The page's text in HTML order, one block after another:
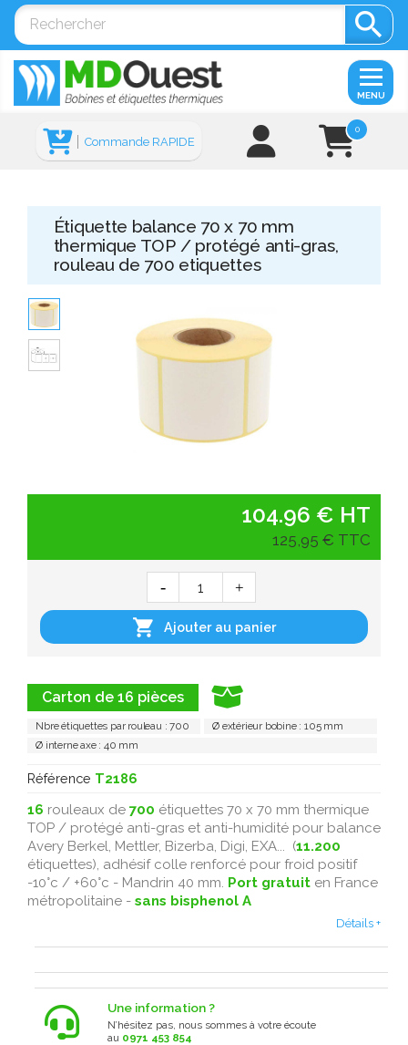

0
Commande RAPIDE
MENU
Étiquette balance 70 x 70 mm
thermique TOP / protégé anti-gras,
rouleau de 700 etiquettes
Carton de 16 pièces
Nbre étiquettes par rouleau : 700
Ø extérieur bobine : 105 mm
Ø interne axe : 40 mm
Référence T2186
16 rouleaux de 700 étiquettes 70 x 70 mm thermique
TOP / protégé anti-gras et anti-humidité pour balance
Avery Berkel, Mettler, Bizerba, Digi, EXA... (11.200
étiquettes), adhésif colle renforcé pour froid positif
-10°c / +60°c - Mandrin 40 mm. Port gratuit en France
métropolitaine - sans bisphenol A
Détails +
Une information ?
N’hésitez pas, nous sommes à votre écoute
au 0971 453 854
104.96 € HT
125,95 € TTC
 Ajouter au panier